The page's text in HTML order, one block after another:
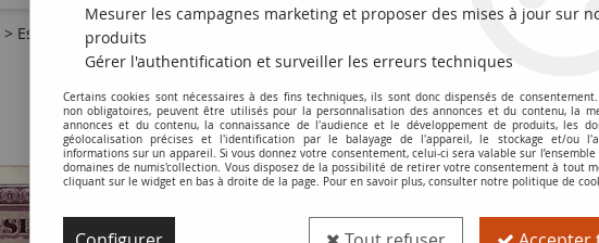
> Espagne 50 Pesetas - D. Vélasquez - 1928 - Série A - TTB - P.75
Billet Espagne 50 Pesetas - D.
Réf. :100114098
Mesurer les campagnes marketing et proposer des mises à jour sur
produits
Gérer l'authentification et surveiller les erreurs techniques
Certains cookies sont nécessaires à des fins techniques, ils sont donc dispensés de
non obligatoires, peuvent être utilisés pour la personnalisation des annonces et du contenu, la
annonces et du contenu, la connaissance de l'audience et le développement de produits, les
géolocalisation précises et l'identification par le balayage de l'appareil, le stockage et/ou
informations sur un appareil. Si vous donnez votre consentement, celui-ci sera valable sur l’ensemble
domaines de numis'collection. Vous disposez de la possibilité de retirer votre consentement à tout
cliquant sur le widget en bas à droite de la page. Pour en savoir plus, consulter notre politique de